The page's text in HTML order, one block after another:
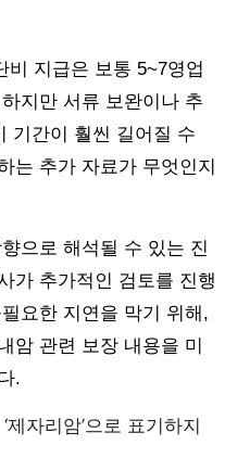
비 지급은 보통 5~7영업
지만 서류 보완이나 추
기간이 훨씬 길어질 수
는 추가 자료가 무엇인지
으로 해석될 수 있는 진
가 추가적인 검토를 진행
요한 지연을 막기 위해,
암 관련 보장 내용을 미
.
제자리암’으로 표기하지